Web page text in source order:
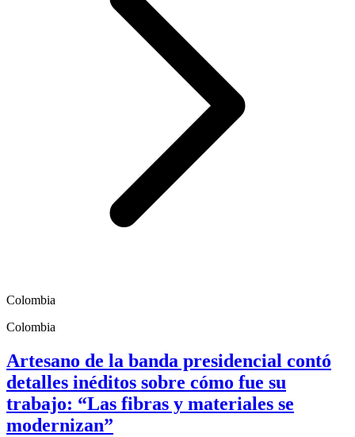
Colombia
Colombia
Artesano de la banda presidencial contó
detalles inéditos sobre cómo fue su
trabajo: “Las fibras y materiales se
modernizan”